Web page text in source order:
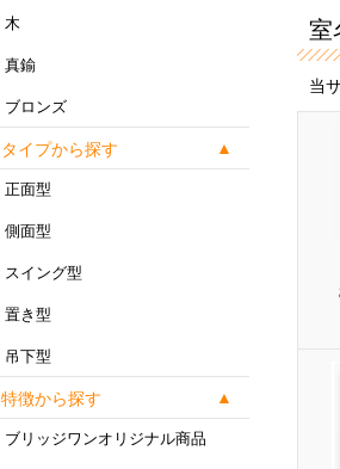
木
真鍮
ブロンズ
タイプから探す
正面型
側面型
スイング型
置き型
吊下型
特徴から探す
ブリッジワンオリジナル商品
室
当